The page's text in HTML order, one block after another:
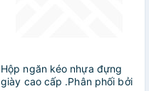
Hộp ngăn kéo nhựa đựng
giày cao cấp .Phân phối bởi